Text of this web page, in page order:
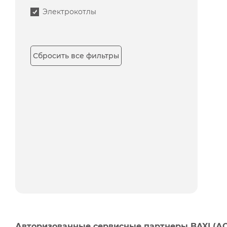
Электрокотлы
Сбросить все фильтры